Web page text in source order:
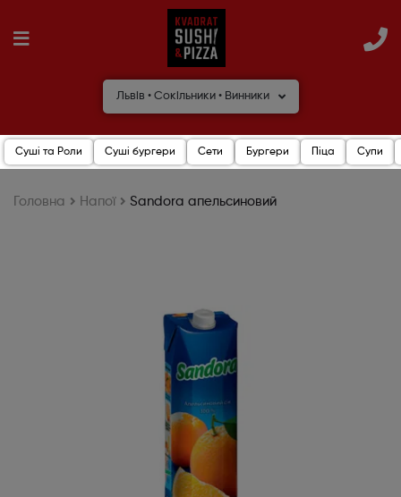
Львів • Сокільники • Винники
Суші та Роли Суші бургери Сети Бургери Піца Супи
Головна Напої Sandora апельсиновий